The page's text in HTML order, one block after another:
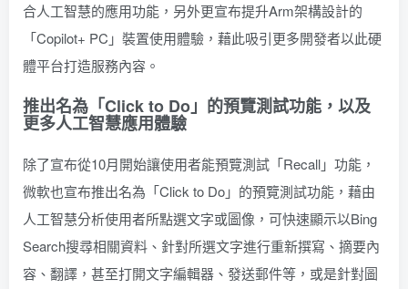
合人工智慧的應用功能，另外更宣布提升Arm架構設計的
「Copilot+ PC」裝置使用體驗，藉此吸引更多開發者以此硬
體平台打造服務內容。
推出名為「Click to Do」的預覽測試功能，以及
更多人工智慧應用體驗
除了宣布從10月開始讓使用者能預覽測試「Recall」功能，
微軟也宣布推出名為「Click to Do」的預覽測試功能，藉由
人工智慧分析使用者所點選文字或圖像，可快速顯示以Bing
Search搜尋相關資料、針對所選文字進行重新撰寫、摘要內
容、翻譯，甚至打開文字編輯器、發送郵件等，或是針對圖